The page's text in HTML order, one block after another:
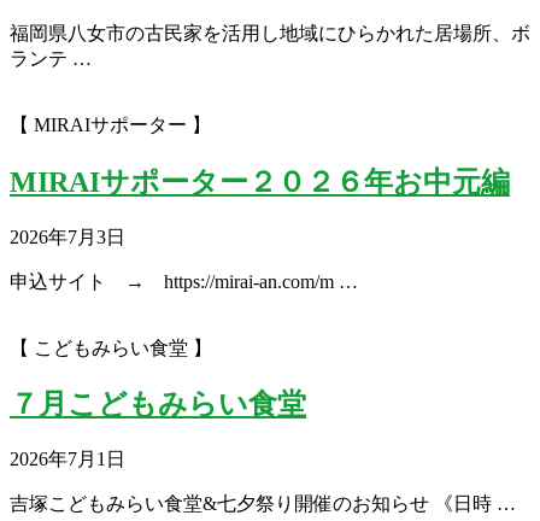
福岡県八女市の古民家を活用し地域にひらかれた居場所、ボ
ランテ …
【 MIRAIサポーター 】
MIRAIサポーター２０２６年お中元編
2026年7月3日
申込サイト → https://mirai-an.com/m …
【 こどもみらい食堂 】
７月こどもみらい食堂
2026年7月1日
吉塚こどもみらい食堂&七夕祭り開催のお知らせ 《日時 …